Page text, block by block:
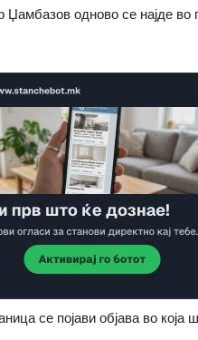
одново се најде
се појави објава во која